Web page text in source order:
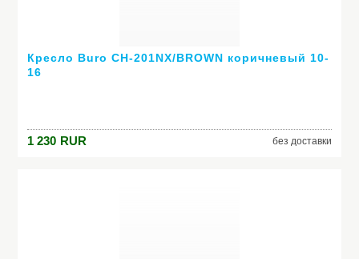
Кресло Buro CH-201NX/BROWN коричневый 10-
16
1 230 RUR без доставки